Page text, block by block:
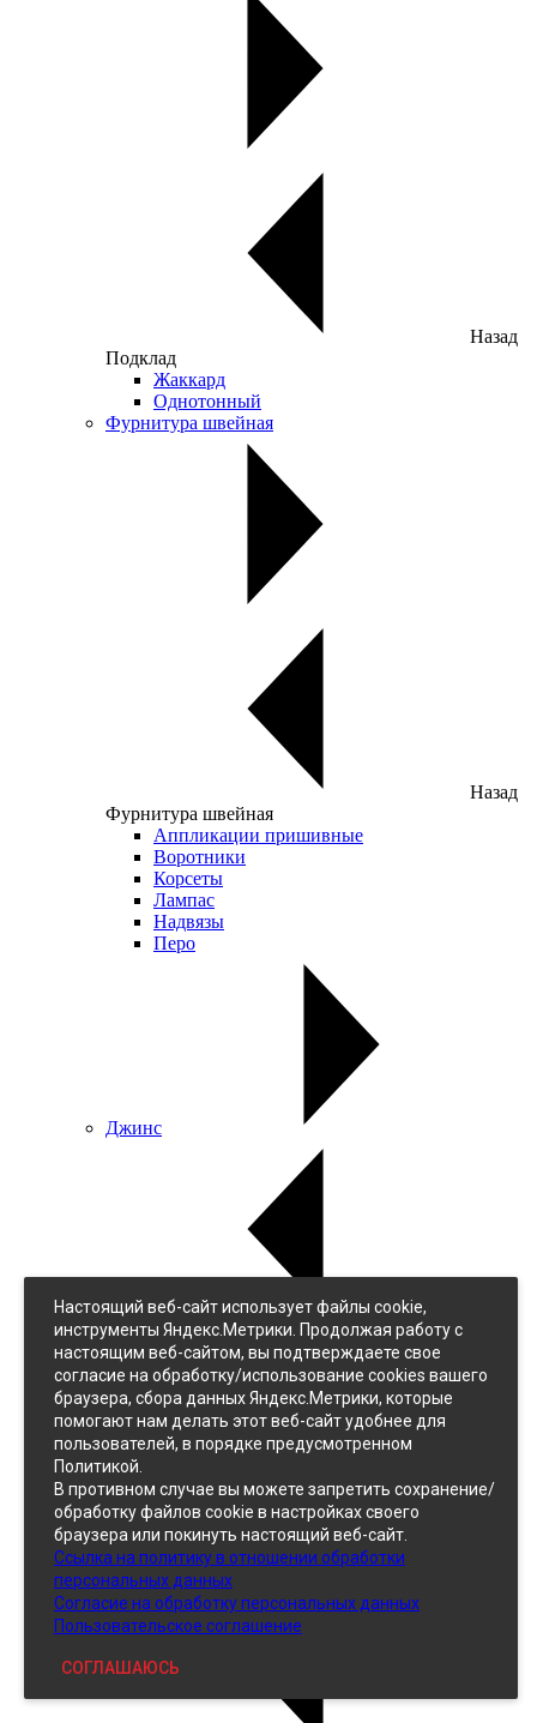
Назад
Подклад
Жаккард
Однотонный
Фурнитура швейная
Назад
Фурнитура швейная
Аппликации пришивные
Воротники
Корсеты
Лампас
Надвязы
Перо
Джинс
Джинс
Однотонный
Принтованный
Кожзам
Настоящий веб-сайт использует файлы cookie,
инструменты Яндекс.Метрики. Продолжая работу с
настоящим веб-сайтом, вы подтверждаете свое
согласие на обработку/использование cookies вашего
браузера, сбора данных Яндекс.Метрики, которые
помогают нам делать этот веб-сайт удобнее для
пользователей, в порядке предусмотренном
Политикой.
В противном случае вы можете запретить сохранение/
обработку файлов cookie в настройках своего
браузера или покинуть настоящий веб-сайт.
Ссылка на политику в отношении обработки
персональных данных
Согласие на обработку персональных данных
Пользовательское соглашение
СОГЛАШАЮСЬ